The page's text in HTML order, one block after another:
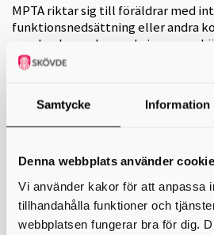
Samtycke Information
Denna webbplats använder
Vi använder kakor för att anpassa
tillhandahålla funktioner och
webbplatsen fungerar bra för dig.
MPTA riktar sig till föräldrar med
funktionsnedsättning eller andra
som har barn placerade inom
familjehem.
vid totalt åtta tillfällen. Varje gruppträff är
att utbilda sig i programmet i Sverige.
erbjuds i dagsläget inte digitalt men kan
metodstöd erbjudits digitalt.
Programmets innehåll bygger på kunskap
interventionsstudier för vuxna med
funktionsnedsättningar.